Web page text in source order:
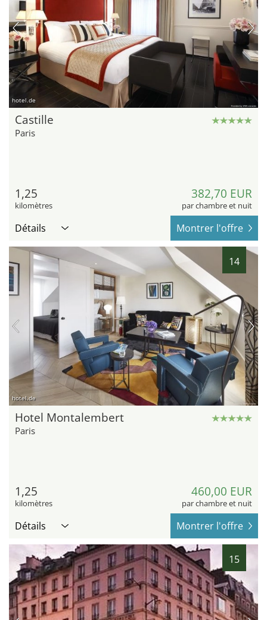
hotel.de
Castille
Paris
1,25
kilomètres
382,70 EUR
par chambre et nuit
Détails Montrer l'offre
14
hotel.de
Hotel Montalembert
Paris
1,25
kilomètres
460,00 EUR
par chambre et nuit
Détails Montrer l'offre
15